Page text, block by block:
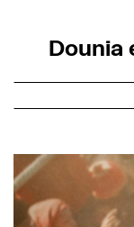
Dounia